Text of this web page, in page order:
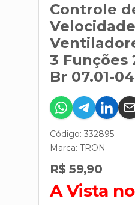
Controle
3 Funções
Br 07.01-
Código: 332895
Marca: TRON
R$ 59,90
A Vista